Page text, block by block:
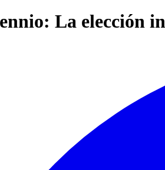
La elección